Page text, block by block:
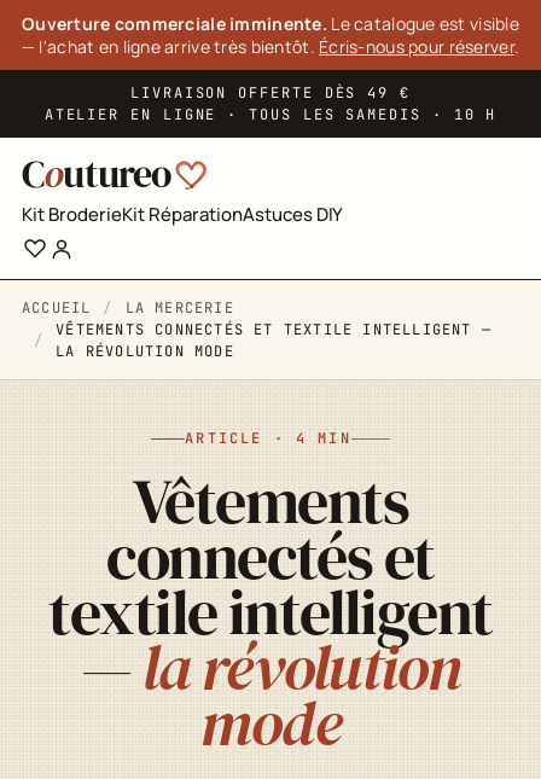
Ouverture commerciale imminente. Le catalogue est visible
— l'achat en ligne arrive très bientôt. Écris-nous pour réserver.
LIVRAISON OFFERTE DÈS 49 €
ATELIER EN LIGNE · TOUS LES SAMEDIS · 10 H
Coutureo
Kit BroderieKit RéparationAstuces DIY
ACCUEIL
LA MERCERIE
VÊTEMENTS CONNECTÉS ET TEXTILE INTELLIGENT —
LA RÉVOLUTION MODE
ARTICLE · 4 MIN
Vêtements
connectés et
textile intelligent
—la révolution
mode
Panneau de gestion des cookies